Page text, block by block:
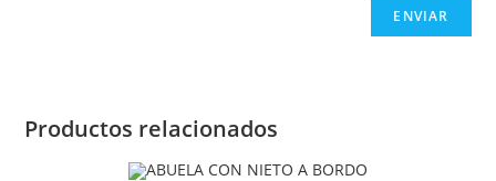
Productos relacionados